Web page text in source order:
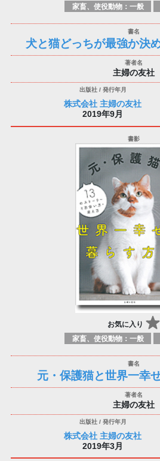
家畜、使役動物：一般
犬と猫どっちが最強か決
主婦の友社
株式会社 主婦の友社
2019年9月
お気に入り
家畜、使役動物：一般
元・保護猫と世界一幸
主婦の友社
株式会社 主婦の友社
2019年3月